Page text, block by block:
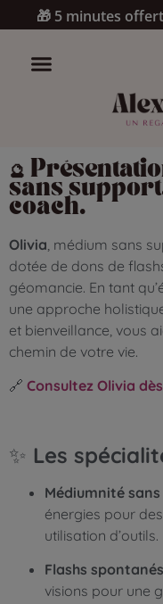
🎁 5 minutes
🔮
sans
coach.
Olivia , médium sans
dotée de dons de
géomancie. En tant
une approche
et bienveillance, vous
chemin de votre vie.
🔗 Consultez Olivia
✨ Les
Médiumnité
énergies pour
utilisation d’outils.
Flashs spontanés
visions pour une